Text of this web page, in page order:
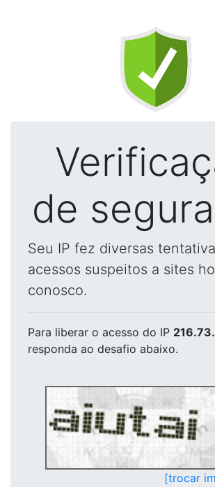
de
Seu IP fez diversas
acessos suspeitos a sites
conosco.
Para liberar o acesso do IP
responda ao desafio abaixo.
[trocar